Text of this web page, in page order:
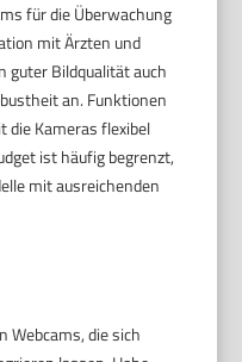
für die Überwachung
mit Ärzten und
guter Bildqualität auch
an. Funktionen
die Kameras flexibel
ist häufig begrenzt,
mit ausreichenden
Webcams, die sich